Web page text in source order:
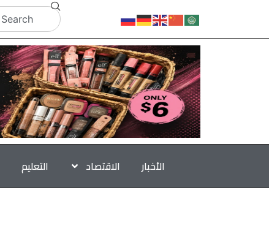
الأخبار الاقتصاد التعليم